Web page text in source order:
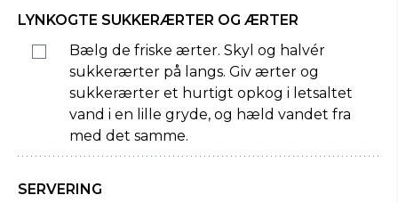
LYNKOGTE SUKKERÆRTER OG ÆRTER
Bælg de friske ærter. Skyl og halvér
sukkerærter på langs. Giv ærter og
sukkerærter et hurtigt opkog i letsaltet
vand i en lille gryde, og hæld vandet fra
med det samme.
SERVERING